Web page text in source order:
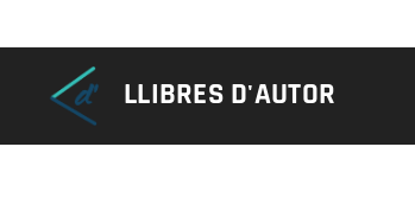
LLIBRES D'AUTOR